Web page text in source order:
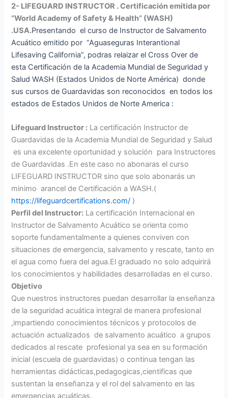
2- LIFEGUARD INSTRUCTOR . Certificación emitida por
“World Academy of Safety & Health” (WASH)
.USA.Presentando el curso de Instructor de Salvamento
Acuático emitido por “Aguaseguras Interantional
Lifesaving California”, podras relaizar el Cross Over de
esta Certificación de la Academia Mundial de Seguridad y
Salud WASH (Estados Unidos de Norte América) donde
sus cursos de Guardavidas son reconocidos en todos los
estados de Estados Unidos de Norte America :
Lifeguard Instructor : La certificación Instructor de
Guardavidas de la Academia Mundial de Seguridad y Salud
es una excelente oportunidad y solución para Instructores
de Guardavidas .En este caso no abonaras el curso
LIFEGUARD INSTRUCTOR sino que solo abonarás un
minimo arancel de Certificación a WASH.(
https://lifeguardcertifications.com/ )
Perfil del Instructor: La certificación Internacional en
Instructor de Salvamento Acuático se orienta como
soporte fundamentalmente a quienes conviven con
situaciones de emergencia, salvamento y rescate, tanto en
el agua como fuera del agua.El graduado no solo adquirirá
los conocimientos y habilidades desarrolladas en el curso.
Objetivo
Que nuestros instructores puedan desarrollar la enseñanza
de la seguridad acuática integral de manera profesional
,impartiendo conocimientos técnicos y protocolos de
actuación actualizados de salvamento acuático a grupos
dedicados al rescate profesional ya sea en su formación
inicial (escuela de guardavidas) o continua tengan las
herramientas didácticas,pedagogicas,cientificas que
sustentan la enseñanza y el rol del salvamento en las
emergencias acuáticas.